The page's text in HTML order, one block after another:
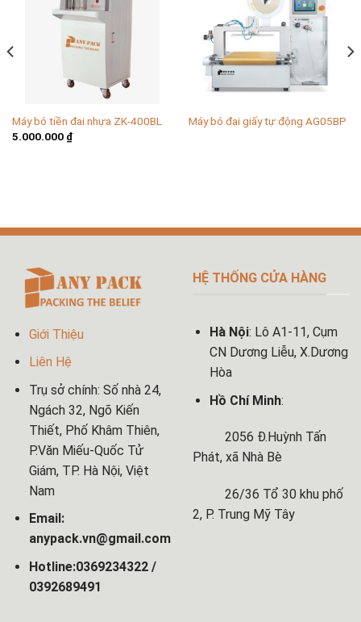
Máy bó tiền đai nhựa ZK-400BL
5.000.000 ₫
Máy bó đai giấy tự động AG05BP
Giới Thiệu
Liên Hệ
Trụ sở chính: Số nhà 24,
Ngách 32, Ngõ Kiến
Thiết, Phố Khâm Thiên,
P.Văn Miếu-Quốc Tử
Giám, TP. Hà Nội, Việt
Nam
Email:
anypack.vn@gmail.com
Hotline:0369234322 /
0392689491
HỆ THỐNG CỬA HÀNG
Hà Nội: Lô A1-11, Cụm
CN Dương Liễu, X.Dương
Hòa
Hồ Chí Minh:
2056 Đ.Huỳnh Tấn
Phát, xã Nhà Bè
26/36 Tổ 30 khu phố
2, P. Trung Mỹ Tây